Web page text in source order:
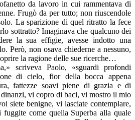
da lavoro in cui rammentava di
Frugò da per tutto; non riuscendole
La sparizione di quel ritratto la fece
sottratto? Imaginava che qualcuno dei
la sua effigie, avesse indotto una
Però, non osava chiederne a nessuno,
la ragione delle sue ricerche…
scriveva Paolo, «sguardi profondi
di cielo, fior della bocca appena
fattezze soavi piene di grazia e di
vi copro di baci, vi mostro il mio
siete benigne, vi lasciate contemplare,
come quella Superba alla quale